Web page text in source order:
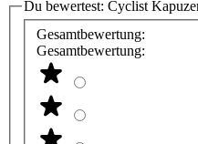
Du bewertest: Cyclist
Gesamtbewertung:
Gesamtbewertung: